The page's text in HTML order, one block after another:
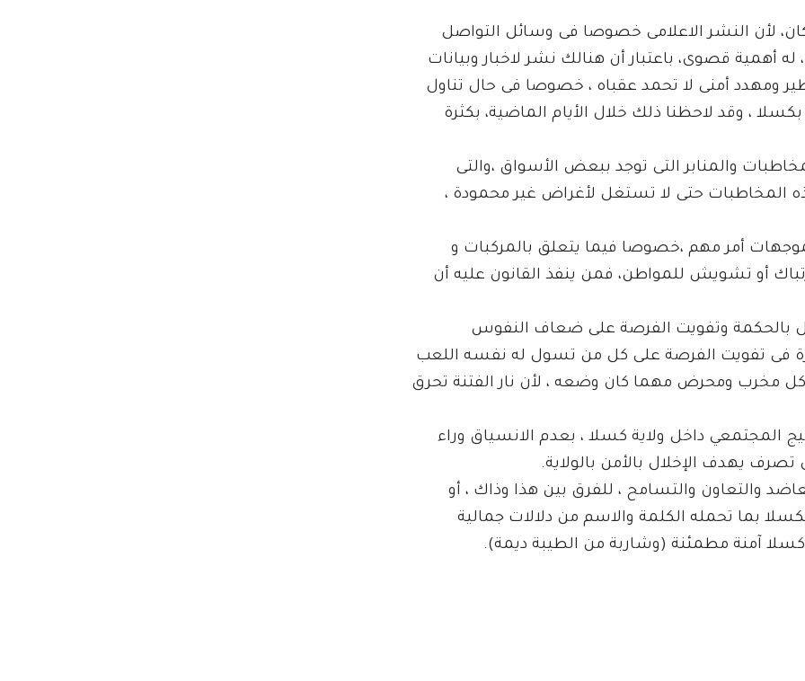
لأن النشر الاعلامى خصوصا فى وسائل التواصل
أهمية قصوى، باعتبار أن هنالك نشر لاخبار وبيانات
ومهدد أمنى لا تحمد عقباه ، خصوصا فى حال تناول
، وقد لاحظنا ذلك خلال الأيام الماضية، بكثرة
والمنابر التى توجد ببعض الأسواق ،والتى
حتى لا تستغل لأغراض غير محمودة ،
أمر مهم ،خصوصا فيما يتعلق بالمركبات و
أو تشويش للمواطن، فمن ينفذ القانون عليه أن
بالحكمة وتفويت الفرصة على ضعاف النفوس
فى تفويت الفرصة على كل من تسول له نفسه اللعب
كل مخرب ومحرض مهما كان وضعه ، لأن نار الفتنة تحرق
المجتمعي داخل ولاية كسلا ، بعدم الانسياق وراء
يهدف الإخلال بالأمن بالولاية.
والتعاون والتسامح ، للفرق بين هذا وذاك ، أو
بما تحمله الكلمة والاسم من دلالات جمالية
آمنة مطمئنة (وشاربة من الطيبة ديمة).